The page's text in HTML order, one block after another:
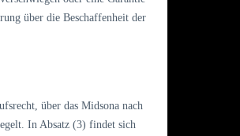
über die Beschaffenheit der
über das Midsona nach
In Absatz (3) findet sich